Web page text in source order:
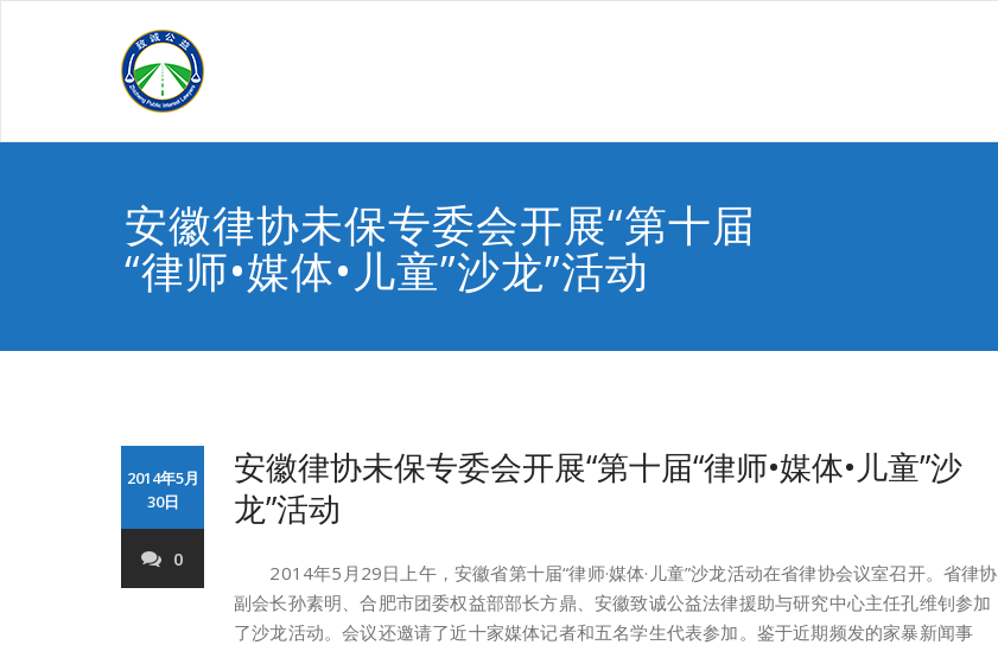
安徽律协未保专委会开展“第十届
“律师•媒体•儿童”沙龙”活动
2014年5月
30日
0
安徽律协未保专委会开展“第十届“律师•媒体•儿童”沙
龙”活动
2014年5月29日上午，安徽省第十届“律师·媒体·儿童”沙龙活动在省律协会议室召开。省律协
副会长孙素明、合肥市团委权益部部长方鼎、安徽致诚公益法律援助与研究中心主任孔维钊参加
了沙龙活动。会议还邀请了近十家媒体记者和五名学生代表参加。鉴于近期频发的家暴新闻事